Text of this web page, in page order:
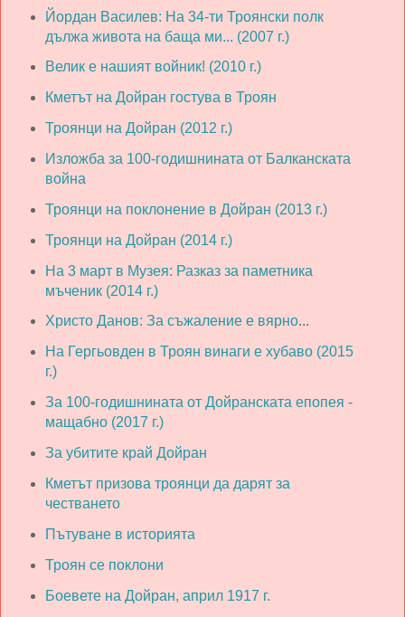
Йордан Василев: На 34-ти Троянски полк
дължа живота на баща ми... (2007 г.)
Велик е нашият войник! (2010 г.)
Кметът на Дойран гостува в Троян
Троянци на Дойран (2012 г.)
Изложба за 100-годишнината от Балканската
война
Троянци на поклонение в Дойран (2013 г.)
Троянци на Дойран (2014 г.)
На 3 март в Музея: Разказ за паметника
мъченик (2014 г.)
Христо Данов: За съжаление е вярно...
На Гергьовден в Троян винаги е хубаво (2015
г.)
За 100-годишнината от Дойранската епопея -
мащабно (2017 г.)
За убитите край Дойран
Кметът призова троянци да дарят за
честването
Пътуване в историята
Троян се поклони
Боевете на Дойран, април 1917 г.